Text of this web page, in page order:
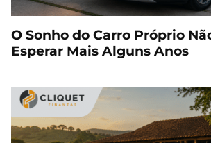
O Sonho do Carro Próprio
Esperar Mais Alguns Anos